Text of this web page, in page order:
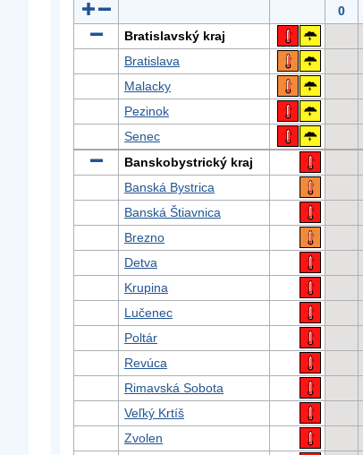
0
Bratislavský kraj
Bratislava
Malacky
Pezinok
Senec
Banskobystrický kraj
Banská Bystrica
Banská Štiavnica
Brezno
Detva
Krupina
Lučenec
Poltár
Revúca
Rimavská Sobota
Veľký Krtíš
Zvolen